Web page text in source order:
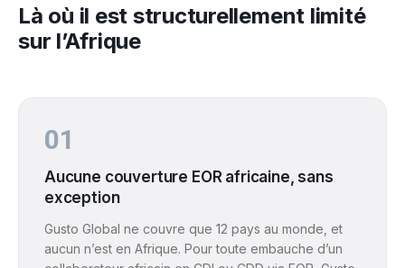
Là où il est structurellement limité
sur l’Afrique
01
Aucune couverture EOR africaine, sans
exception
Gusto Global ne couvre que 12 pays au monde, et
aucun n’est en Afrique. Pour toute embauche d’un